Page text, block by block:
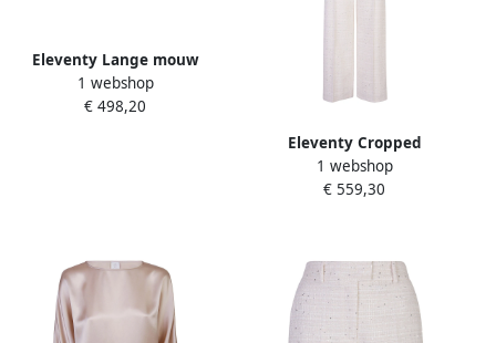
Eleventy Lange mouw
katoenen trui met Lurex
Beige Dames
1 webshop
€ 498,20
Eleventy Cropped
Pailletbroek Beige Dames
1 webshop
€ 559,30